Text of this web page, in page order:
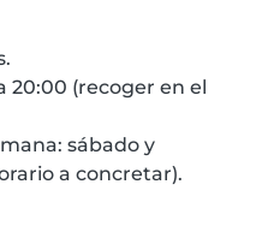
20:00 (recoger en el
sábado y
a concretar).